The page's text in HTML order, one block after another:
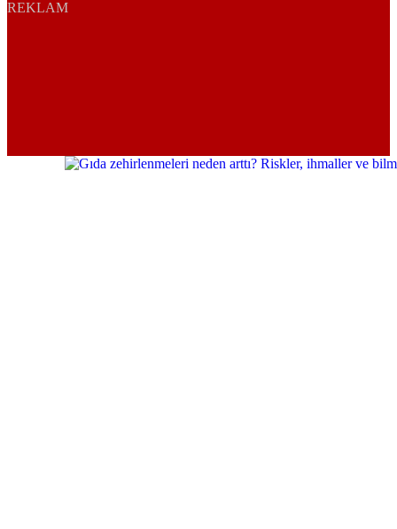
REKLAM